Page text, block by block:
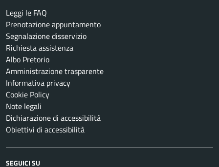
Leggi le FAQ
Prenotazione appuntamento
Segnalazione disservizio
Richiesta assistenza
Albo Pretorio
Amministrazione trasparente
Informativa privacy
Cookie Policy
Note legali
Dichiarazione di accessibilità
Obiettivi di accessibilità
SEGUICI SU